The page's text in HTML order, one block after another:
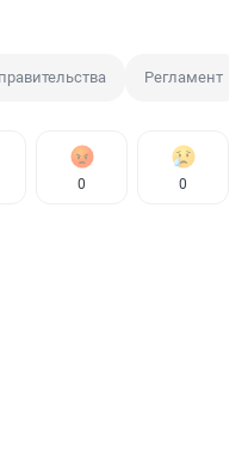
Регламент
0 0